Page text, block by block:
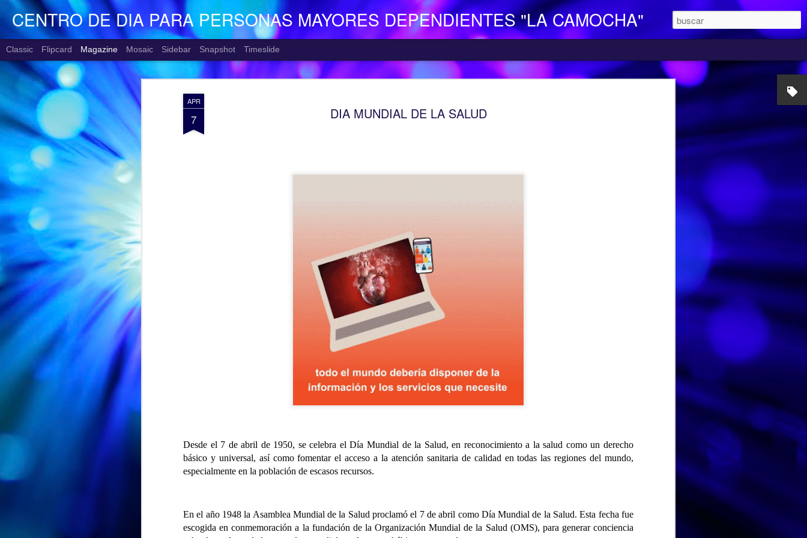
APR
7 DIA MUNDIAL DE LA SALUD
Desde el 7 de abril de 1950, se celebra el Día Mundial de la Salud, en reconocimiento a la salud como un derecho
básico y universal, así como fomentar el acceso a la atención sanitaria de calidad en todas las regiones del mundo,
especialmente en la población de escasos recursos.
En el año 1948 la Asamblea Mundial de la Salud proclamó el 7 de abril como Día Mundial de la Salud. Esta fecha fue
escogida en conmemoración a la fundación de la Organización Mundial de la Salud (OMS), para generar conciencia
CENTRO DE DIA PARA PERSONAS MAYORES DEPENDIENTES "LA CAMOCHA"
Classic Flipcard Magazine Mosaic Sidebar Snapshot Timeslide
7
El Centro de Día para Personas Mayores Dependientes “La
Asturias; presta una atención integral e individualizada a la persona
apoyo a las familias.
zona rural de Gijón; para llegar se pueden utilizar los autobuses de
la empresa municipal, concretamente la línea L16, que cubre el
recorrido Estación del Ferrocarril-Vega con frecuencias de 20
minutos aproximadamente. El horario de funcionamiento es
continuo entre las 10,00 y las 17,00 h. Más información en el propio
centro o en el teléfono 985185427.
EXPOSICION "ENTRE PETALOS Y RECUERDOS" en la Biblioteca Vega-La Camocha
Nuestra exposición "Entre pétalos
AUG CUMPLEAÑOS
de Nieves 🎂🎉
En el Centro de Día seguimos de
agradable ambiente y del sonido
del mar. En esta ocasión no se
animaron a darse un baño, aunque
de Fernando, un espacio para
recordar, compartir y poner en
valor las experiencias que han